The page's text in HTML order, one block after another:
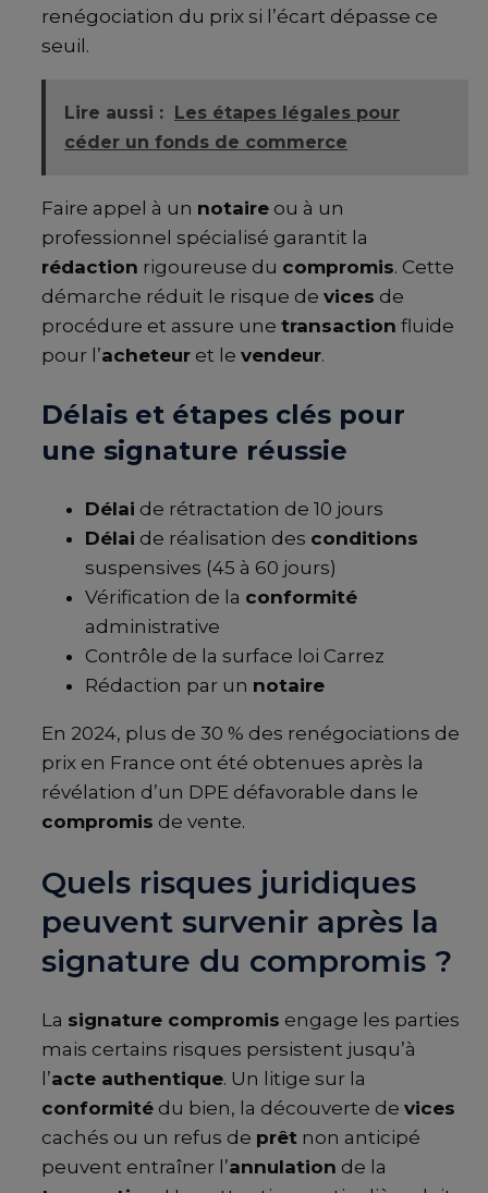
renégociation du prix si l’écart dépasse ce
seuil.
Lire aussi :
Les étapes légales pour
céder un fonds de commerce
Faire appel à un notaire ou à un
professionnel spécialisé garantit la
rédaction rigoureuse du compromis. Cette
démarche réduit le risque de vices de
procédure et assure une transaction fluide
pour l’acheteur et le vendeur.
Délais et étapes clés pour
une signature réussie
Délai de rétractation de 10 jours
Délai de réalisation des conditions
suspensives (45 à 60 jours)
Vérification de la conformité
administrative
Contrôle de la surface loi Carrez
Rédaction par un notaire
En 2024, plus de 30 % des renégociations de
prix en France ont été obtenues après la
révélation d’un DPE défavorable dans le
compromis de vente.
Quels risques juridiques
peuvent survenir après la
signature du compromis ?
La signature compromis engage les parties
mais certains risques persistent jusqu’à
l’acte authentique. Un litige sur la
conformité du bien, la découverte de vices
cachés ou un refus de prêt non anticipé
peuvent entraîner l’annulation de la